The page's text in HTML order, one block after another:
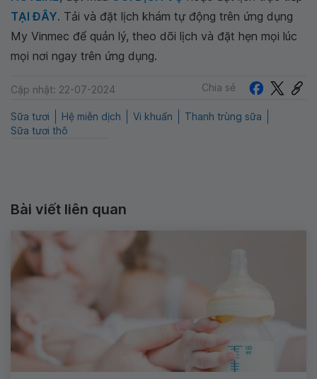
TẠI ĐÂY. Tải và đặt lịch khám tự động trên ứng dụng
My Vinmec để quản lý, theo dõi lịch và đặt hẹn mọi lúc
mọi nơi ngay trên ứng dụng.
Cập nhật: 22-07-2024 Chia sẻ
Sữa tươi Hệ miễn dịch Vi khuẩn
Thanh trùng sữa
Sữa tươi thô
Bài viết liên quan